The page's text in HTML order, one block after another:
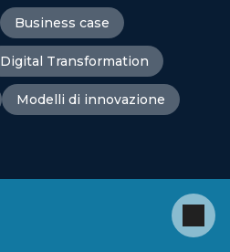
Business case
Digital Transformation
Modelli di innovazione